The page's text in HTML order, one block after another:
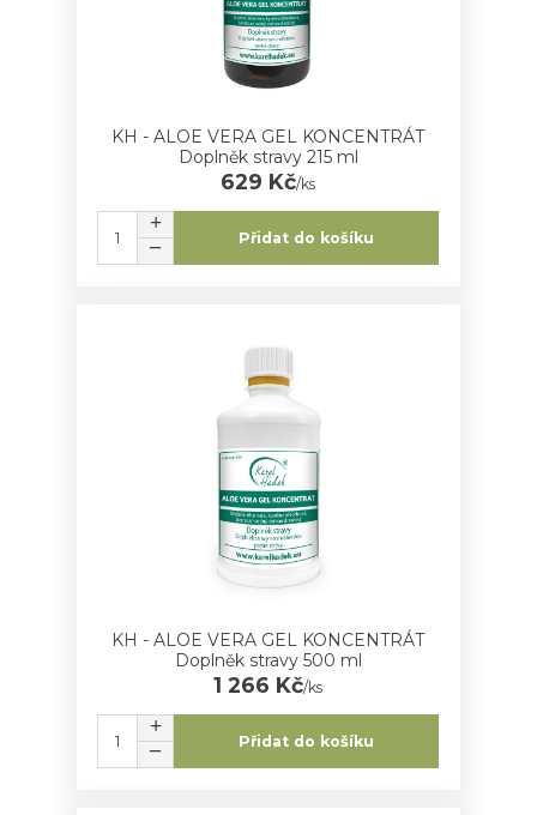
KH - ALOE VERA GEL KONCENTRÁT
Doplněk stravy 215 ml
629 Kč/ks
Přidat do košíku
KH - ALOE VERA GEL KONCENTRÁT
Doplněk stravy 500 ml
1 266 Kč/ks
Přidat do košíku